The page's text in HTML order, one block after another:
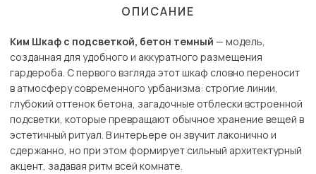
ОПИСАНИЕ
Ким Шкаф с подсветкой, бетон темный — модель,
созданная для удобного и аккуратного размещения
гардероба. С первого взгляда этот шкаф словно переносит
в атмосферу современного урбанизма: строгие линии,
глубокий оттенок бетона, загадочные отблески встроенной
подсветки, которые превращают обычное хранение вещей в
эстетичный ритуал. В интерьере он звучит лаконично и
сдержанно, но при этом формирует сильный архитектурный
акцент, задавая ритм всей комнате.